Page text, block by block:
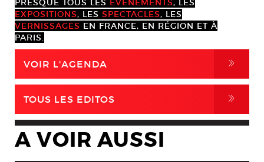
PRESQUE TOUS LES ÉVÈNEMENTS, LES
EXPOSITIONS, LES SPECTACLES, LES
VERNISSAGES EN FRANCE, EN RÉGION ET À
PARIS.
VOIR L'AGENDA ,
TOUS LES EDITOS ,
A VOIR AUSSI